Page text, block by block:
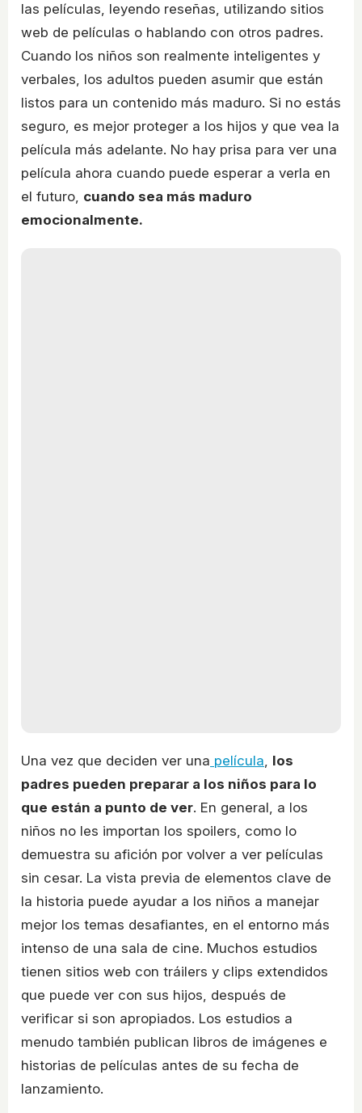
las películas, leyendo reseñas, utilizando sitios
web de películas o hablando con otros padres.
Cuando los niños son realmente inteligentes y
verbales, los adultos pueden asumir que están
listos para un contenido más maduro. Si no estás
seguro, es mejor proteger a los hijos y que vea la
película más adelante. No hay prisa para ver una
película ahora cuando puede esperar a verla en
el futuro, cuando sea más maduro
emocionalmente.
Una vez que deciden ver una película, los
padres pueden preparar a los niños para lo
que están a punto de ver. En general, a los
niños no les importan los spoilers, como lo
demuestra su afición por volver a ver películas
sin cesar. La vista previa de elementos clave de
la historia puede ayudar a los niños a manejar
mejor los temas desafiantes, en el entorno más
intenso de una sala de cine. Muchos estudios
tienen sitios web con tráilers y clips extendidos
que puede ver con sus hijos, después de
verificar si son apropiados. Los estudios a
menudo también publican libros de imágenes e
historias de películas antes de su fecha de
lanzamiento.